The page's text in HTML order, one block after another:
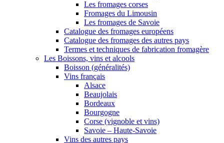
Les fromages corses
Fromages du Limousin
Les fromages de Savoie
Catalogue des fromages européens
Catalogue des fromages des autres pays
Termes et techniques de fabrication fromagère
Les Boissons, vins et alcools
Boisson (généralités)
Vins français
Alsace
Beaujolais
Bordeaux
Bourgogne
Corse (vignoble et vins)
Savoie – Haute-Savoie
Vins des autres pays